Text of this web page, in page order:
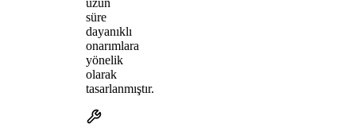
süre
dayanıklı
onarımlara
yönelik
olarak
tasarlanmıştır.